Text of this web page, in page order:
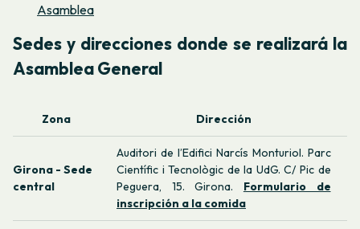
Asamblea
Sedes y direcciones donde se realizará la
Asamblea General
Zona Dirección
Girona - Sede
central
Auditori de l’Edifici Narcís Monturiol. Parc
Científic i Tecnològic de la UdG. C/ Pic de
Peguera, 15. Girona. Formulario de
inscripción a la comida